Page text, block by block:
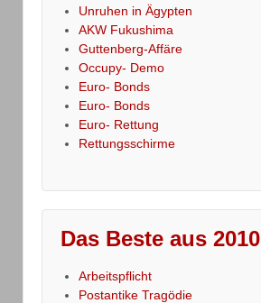
Unruhen in Ägypten
AKW Fukushima
Guttenberg-Affäre
Occupy- Demo
Euro- Bonds
Euro- Bonds
Euro- Rettung
Rettungsschirme
Das Beste aus 2010
Arbeitspflicht
Postantike Tragödie